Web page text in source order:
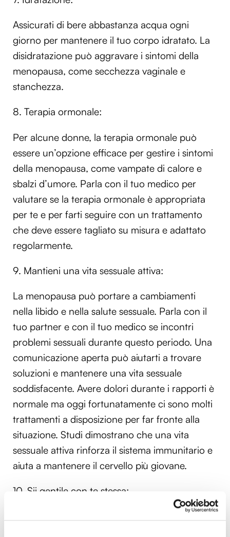
Assicurati di bere abbastanza acqua ogni
giorno per mantenere il tuo corpo idratato. La
disidratazione può aggravare i sintomi della
menopausa, come secchezza vaginale e
stanchezza.
8. Terapia ormonale:
Per alcune donne, la terapia ormonale può
essere un’opzione efficace per gestire i sintomi
della menopausa, come vampate di calore e
sbalzi d’umore. Parla con il tuo medico per
valutare se la terapia ormonale è appropriata
per te e per farti seguire con un trattamento
che deve essere tagliato su misura e adattato
regolarmente.
9. Mantieni una vita sessuale attiva:
La menopausa può portare a cambiamenti
nella libido e nella salute sessuale. Parla con il
tuo partner e con il tuo medico se incontri
problemi sessuali durante questo periodo. Una
comunicazione aperta può aiutarti a trovare
soluzioni e mantenere una vita sessuale
soddisfacente. Avere dolori durante i rapporti è
normale ma oggi fortunatamente ci sono molti
trattamenti a disposizione per far fronte alla
situazione. Studi dimostrano che una vita
sessuale attiva rinforza il sistema immunitario e
aiuta a mantenere il cervello più giovane.
10. Sii gentile con te stessa:
Infine, ricorda di essere gentile con te stessa